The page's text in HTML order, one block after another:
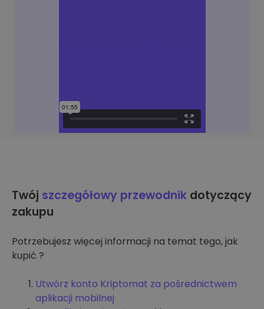
Twój szczegółowy przewodnik dotyczący
zakupu
Potrzebujesz więcej informacji na temat tego, jak
kupić ?
Utwórz konto Kriptomat za pośrednictwem
aplikacji mobilnej